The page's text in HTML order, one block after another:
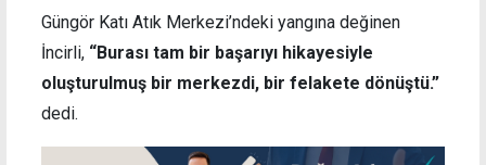
Güngör Katı Atık Merkezi’ndeki yangına değinen
İncirli, “Burası tam bir başarıyı hikayesiyle
oluşturulmuş bir merkezdi, bir felakete dönüştü.”
dedi.